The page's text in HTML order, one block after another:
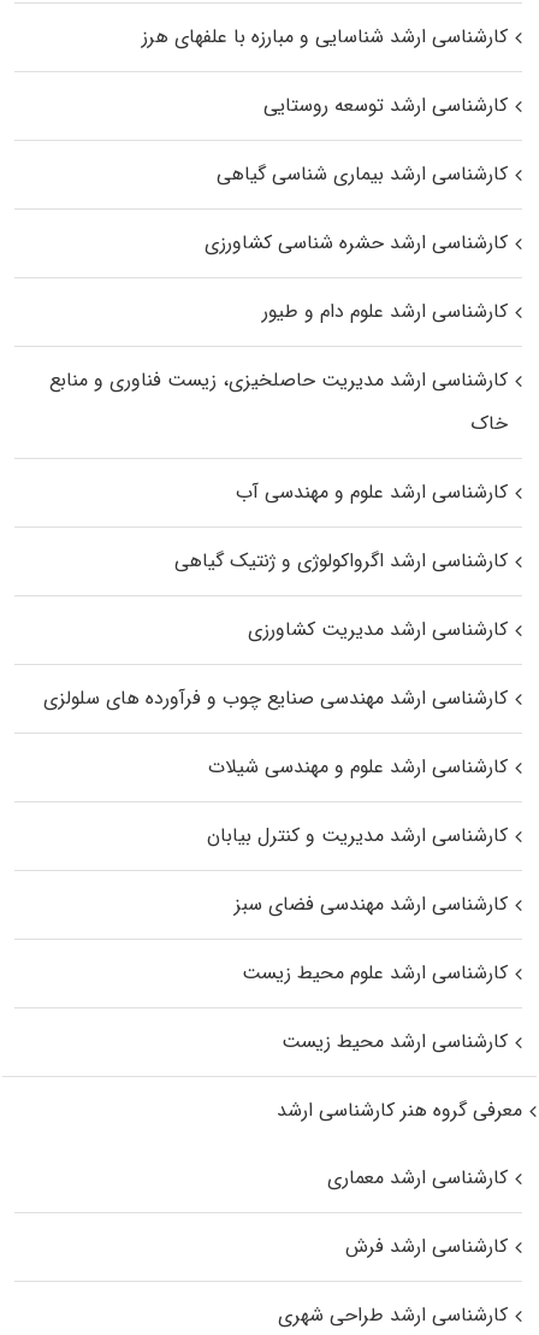
کارشناسی ارشد شناسایی و مبارزه با علفهای هرز
کارشناسی ارشد توسعه روستایی
کارشناسی ارشد بیماری‌ شناسی گیاهی
کارشناسی ارشد حشره‌ شناسی کشاورزی
کارشناسی ارشد علوم دام و طیور
کارشناسی ارشد مدیریت حاصلخیزی، زیست فناوری و منابع
خاک
کارشناسی ارشد علوم و مهندسی آب
کارشناسی ارشد اگرواکولوژی و ژنتیک گیاهی
کارشناسی ارشد مدیریت کشاورزی
کارشناسی ارشد مهندسی صنایع چوب و فرآورده‌ های سلولزی
کارشناسی ارشد علوم و مهندسی شیلات
کارشناسی ارشد مدیریت و کنترل بیابان
کارشناسی ارشد مهندسی فضای سبز
کارشناسی ارشد علوم محیط‌ زیست
کارشناسی ارشد محیط زیست
معرفی گروه هنر کارشناسی ارشد
کارشناسی ارشد معماری
کارشناسی ارشد فرش
کارشناسی ارشد طراحی شهری